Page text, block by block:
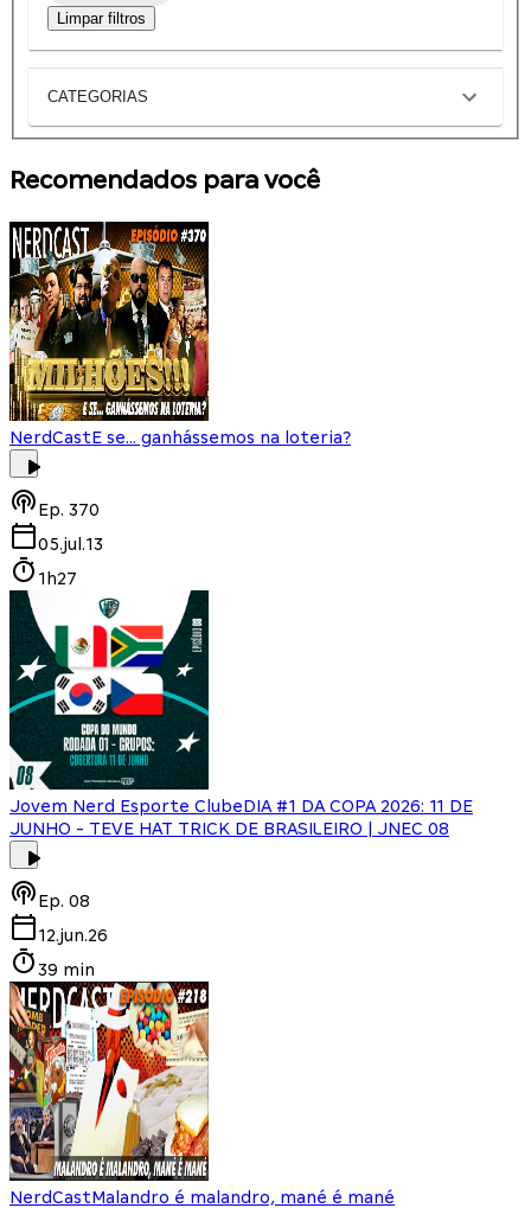
Limpar filtros
CATEGORIAS
Recomendados para você
NerdCastE se... ganhássemos na loteria?
Ep. 370
05.jul.13
1h27
Jovem Nerd Esporte ClubeDIA #1 DA COPA 2026: 11 DE
JUNHO - TEVE HAT TRICK DE BRASILEIRO | JNEC 08
Ep. 08
12.jun.26
39 min
NerdCastMalandro é malandro, mané é mané